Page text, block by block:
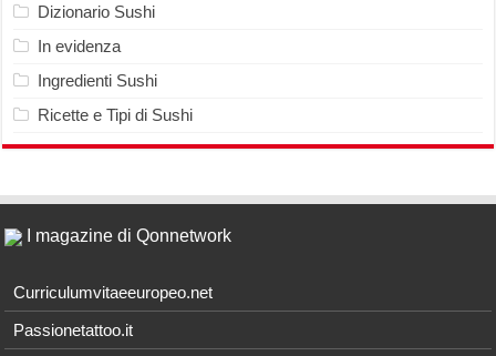
Dizionario Sushi
In evidenza
Ingredienti Sushi
Ricette e Tipi di Sushi
I magazine di Qonnetwork
Curriculumvitaeeuropeo.net
Passionetattoo.it